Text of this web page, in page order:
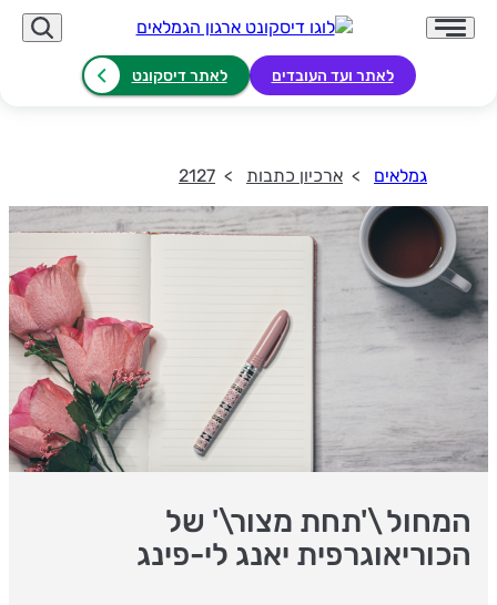
לאתר ועד העובדים לאתר דיסקונט
גמלאים ארכיון כתבות 2127
המחול \'תחת מצור\' של
הכוריאוגרפית יאנג לי-פינג